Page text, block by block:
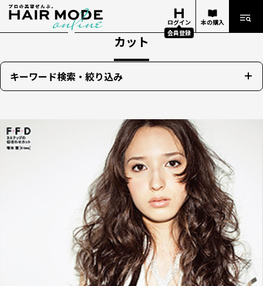
ログイン
会員登録
本の購入
カット
キーワード検索・絞り込み